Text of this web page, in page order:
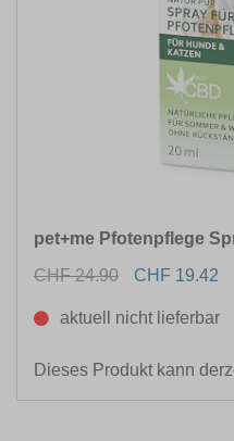
pet+me Pfotenpflege
CHF 24.90
CHF 19.42
aktuell nicht lieferbar
Dieses Produkt kann